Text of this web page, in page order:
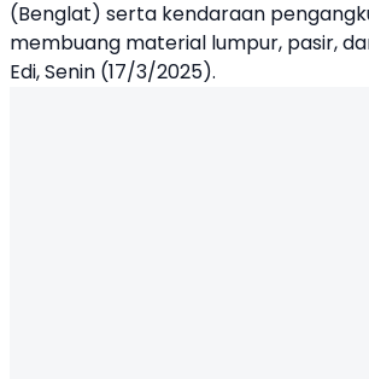
(Benglat) serta kendaraan
membuang material lumpur, pasir,
Edi, Senin (17/3/2025).